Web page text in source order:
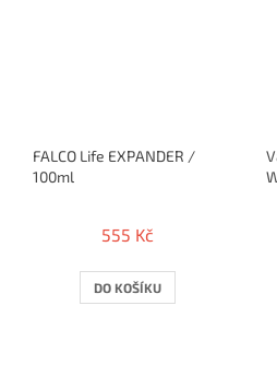
FALCO Life EXPANDER /
100ml
555 Kč
DO KOŠÍKU